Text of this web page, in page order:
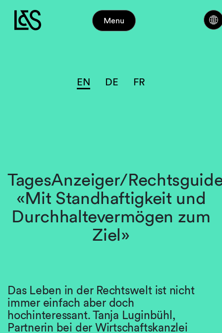
Menu
EN DE FR
TagesAnzeiger/
«Mit Standhaftigkeit und
Durchhaltevermögen zum
Ziel»
Das Leben in der Rechtswelt ist nicht
immer einfach aber doch
hochinteressant. Tanja Luginbühl,
Partnerin bei der Wirtschaftskanzlei